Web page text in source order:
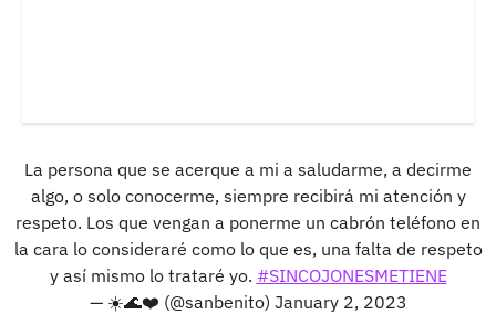
La persona que se acerque a mi a saludarme, a decirme
algo, o solo conocerme, siempre recibirá mi atención y
respeto. Los que vengan a ponerme un cabrón teléfono en
la cara lo consideraré como lo que es, una falta de respeto
y así mismo lo trataré yo. #SINCOJONESMETIENE
— ☀️🌊❤️ (@sanbenito) January 2, 2023